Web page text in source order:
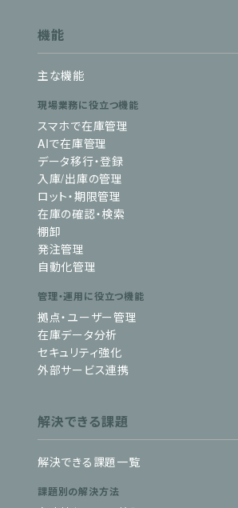
機能
主な機能
現場業務に役立つ機能
スマホで在庫管理
AIで在庫管理
データ移行・登録
入庫/出庫の管理
ロット・期限管理
在庫の確認・検索
棚卸
発注管理
自動化管理
管理・運用に役立つ機能
拠点・ユーザー管理
在庫データ分析
セキュリティ強化
外部サービス連携
解決できる課題
解決できる課題一覧
課題別の解決方法